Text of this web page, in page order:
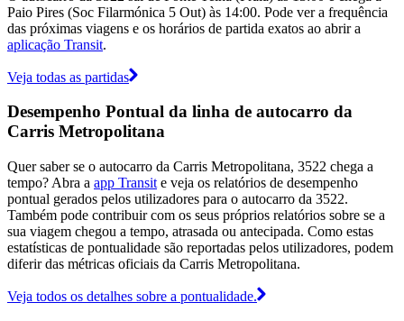
Paio Pires (Soc Filarmónica 5 Out) às 14:00. Pode ver a frequência
das próximas viagens e os horários de partida exatos ao abrir a
aplicação Transit.
Veja todas as partidas
Desempenho Pontual da linha de autocarro da
Carris Metropolitana
Quer saber se o autocarro da Carris Metropolitana, 3522 chega a
tempo? Abra a app Transit e veja os relatórios de desempenho
pontual gerados pelos utilizadores para o autocarro da 3522.
Também pode contribuir com os seus próprios relatórios sobre se a
sua viagem chegou a tempo, atrasada ou antecipada. Como estas
estatísticas de pontualidade são reportadas pelos utilizadores, podem
diferir das métricas oficiais da Carris Metropolitana.
Veja todos os detalhes sobre a pontualidade.